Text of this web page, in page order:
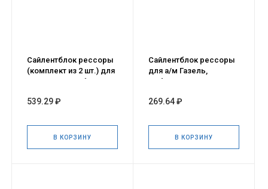
Сайлентблок рессоры
(комплект из 2 шт.) для
а/м Газель, Соболь,
539.29 ₽
В КОРЗИНУ
Сайлентблок рессоры
для а/м Газель,
Соболь, ГАЗ 3302, 2217 -
269.64 ₽
В КОРЗИНУ